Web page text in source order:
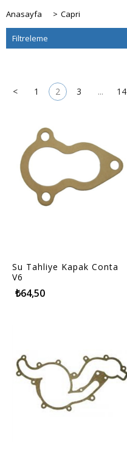
Anasayfa > Capri
Filtreleme
< 1 2 3 ... 14
Su Tahliye Kapak Conta
V6
₺64,50